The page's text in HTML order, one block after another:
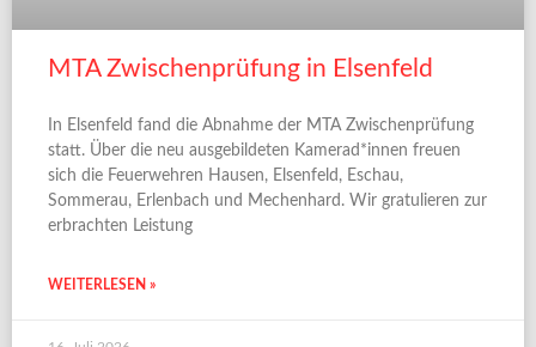
MTA Zwischenprüfung in Elsenfeld
In Elsenfeld fand die Abnahme der MTA Zwischenprüfung
statt. Über die neu ausgebildeten Kamerad*innen freuen
sich die Feuerwehren Hausen, Elsenfeld, Eschau,
Sommerau, Erlenbach und Mechenhard. Wir gratulieren zur
erbrachten Leistung
WEITERLESEN »